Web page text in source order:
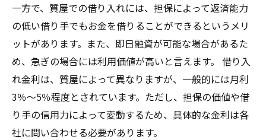
一方で、質屋での借り入れには、担保によって返済能力
の低い借り手でもお金を借りることができるというメリ
ットがあります。また、即日融資が可能な場合があるた
め、急ぎの場合には利用価値が高いと言えます。 借り入
れ金利は、質屋によって異なりますが、一般的には月利
3％～5％程度とされています。ただし、担保の価値や借
り手の信用力によって変動するため、具体的な金利は各
社に問い合わせる必要があります。